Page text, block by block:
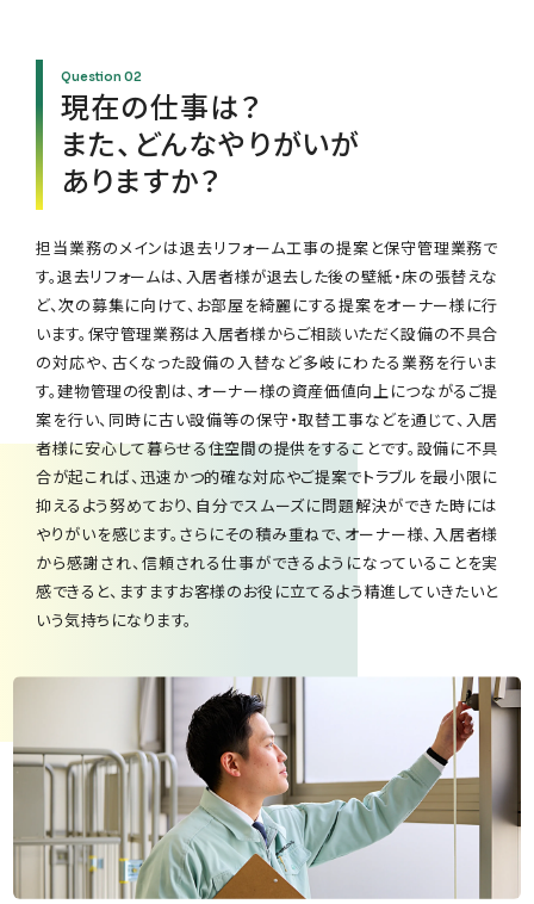
現在の仕事は？
また、どんなやりがいが
ありますか？
担当業務のメインは退去リフォーム工事の提案と保守管理業務で
す。退去リフォームは、入居者様が退去した後の壁紙・床の張替えな
ど、次の募集に向けて、お部屋を綺麗にする提案をオーナー様に行
います。保守管理業務は入居者様からご相談いただく設備の不具合
の対応や、古くなった設備の入替など多岐にわたる業務を行いま
す。建物管理の役割は、オーナー様の資産価値向上につながるご提
案を行い、同時に古い設備等の保守・取替工事などを通じて、入居
者様に安心して暮らせる住空間の提供をすることです。設備に不具
合が起これば、迅速かつ的確な対応やご提案でトラブルを最小限に
抑えるよう努めており、自分でスムーズに問題解決ができた時には
やりがいを感じます。さらにその積み重ねで、オーナー様、入居者様
から感謝され、信頼される仕事ができるようになっていることを実
感できると、ますますお客様のお役に立てるよう精進していきたいと
いう気持ちになります。